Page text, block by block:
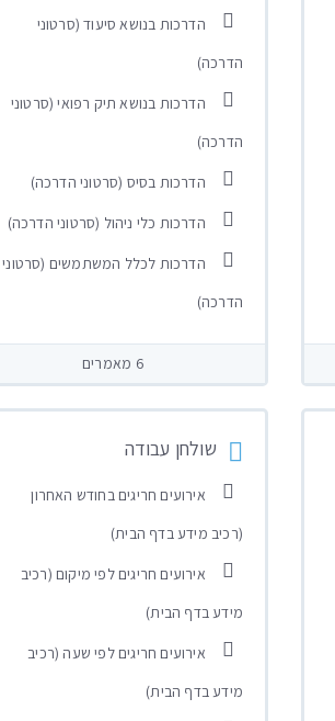
הדרכות בנושא סיעוד (סרטוני
הדרכה)
הדרכות בנושא תיק רפואי (סרטוני
הדרכה)
הדרכות בסיס (סרטוני הדרכה)
הדרכות כלי ניהול (סרטוני הדרכה)
הדרכות לכלל המשתמשים (סרטוני
הדרכה)
6 מאמרים
שולחן עבודה
אירועים חריגים בחודש האחרון
(רכיב מידע בדף הבית)
אירועים חריגים לפי מיקום (רכיב
מידע בדף הבית)
אירועים חריגים לפי שעה (רכיב
מידע בדף הבית)